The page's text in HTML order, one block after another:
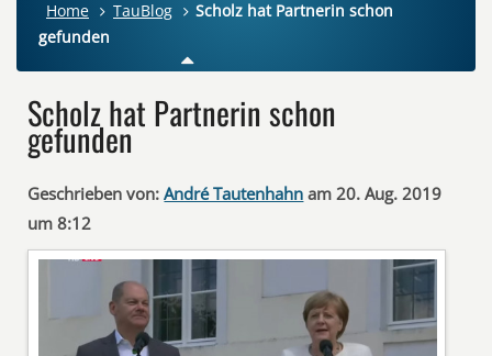
Home TauBlog
Scholz hat Partnerin schon
gefunden
Scholz hat Partnerin schon
gefunden
Geschrieben von: André Tautenhahn am 20. Aug. 2019
um 8:12